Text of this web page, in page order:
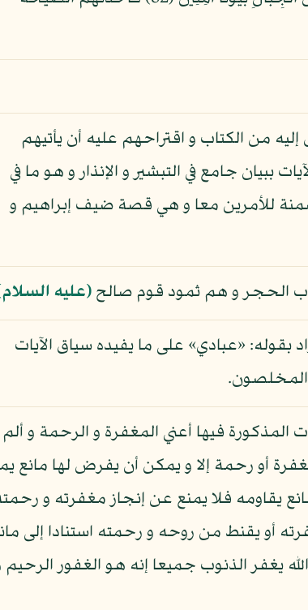
إليه من الكتاب و اقتراحهم عليه أن يأتيهم
ببيان جامع في التبشير و الإنذار و هو ما في
للأمرين معا و هي قصة ضيف إبراهيم و
الحجر و هم ثمود قوم صالح (عليه
بقوله: «عبادي» على ما يفيده سياق الآيات
المخلصون.
المذكورة فيها أعني المغفرة و الرحمة و ألم
أو رحمة إلا و يمكن أن يفرض لها مانع
يقاومه فلا يمنع عن إنجاز مغفرته و
أو يقنط من روحه و رحمته استنادا إلى
يغفر الذنوب جميعا إنه هو الغفور الرحيم